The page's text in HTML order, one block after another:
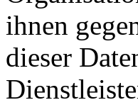
ihnen
dieser